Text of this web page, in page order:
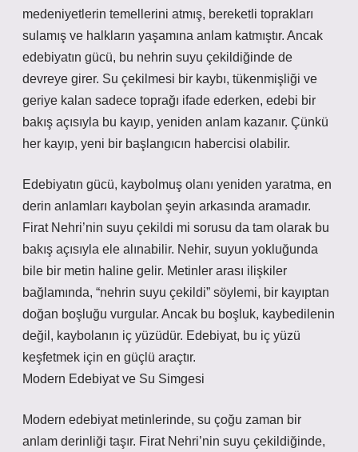
medeniyetlerin temellerini atmış, bereketli toprakları
sulamış ve halkların yaşamına anlam katmıştır. Ancak
edebiyatın gücü, bu nehrin suyu çekildiğinde de
devreye girer. Su çekilmesi bir kaybı, tükenmişliği ve
geriye kalan sadece toprağı ifade ederken, edebi bir
bakış açısıyla bu kayıp, yeniden anlam kazanır. Çünkü
her kayıp, yeni bir başlangıcın habercisi olabilir.
Edebiyatın gücü, kaybolmuş olanı yeniden yaratma, en
derin anlamları kaybolan şeyin arkasında aramadır.
Firat Nehri’nin suyu çekildi mi sorusu da tam olarak bu
bakış açısıyla ele alınabilir. Nehir, suyun yokluğunda
bile bir metin haline gelir. Metinler arası ilişkiler
bağlamında, “nehrin suyu çekildi” söylemi, bir kayıptan
doğan boşluğu vurgular. Ancak bu boşluk, kaybedilenin
değil, kaybolanın iç yüzüdür. Edebiyat, bu iç yüzü
keşfetmek için en güçlü araçtır.
Modern Edebiyat ve Su Simgesi
Modern edebiyat metinlerinde, su çoğu zaman bir
anlam derinliği taşır. Firat Nehri’nin suyu çekildiğinde,